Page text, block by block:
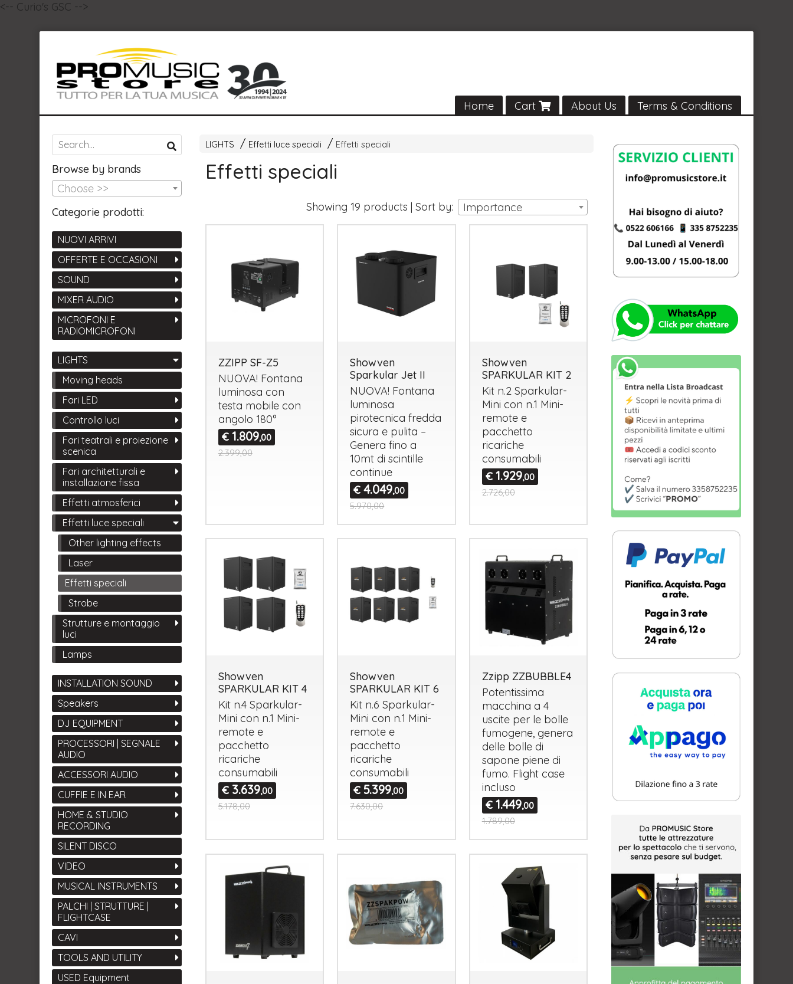
<-- Curio's GSC -->
Home Cart About Us Terms & Conditions
LIGHTS Effetti luce speciali Effetti speciali
Effetti speciali
Showing 19 products | Sort by: Importance
ZZIPP SF-Z5
NUOVA! Fontana
luminosa con
testa mobile con
angolo 180°
€ 1.809,00
2.399,00
Showven
Sparkular Jet II
NUOVA! Fontana
luminosa
pirotecnica fredda
sicura e pulita –
Genera fino a
10mt di scintille
continue
€ 4.049,00
5.970,00
Showven
SPARKULAR KIT 2
Kit n.2 Sparkular-
Mini con n.1 Mini-
remote e
pacchetto
ricariche
consumabili
€ 1.929,00
2.726,00
Showven
SPARKULAR KIT 4
Kit n.4 Sparkular-
Mini con n.1 Mini-
remote e
pacchetto
ricariche
consumabili
€ 3.639,00
5.178,00
Showven
SPARKULAR KIT 6
Kit n.6 Sparkular-
Mini con n.1 Mini-
remote e
pacchetto
ricariche
consumabili
€ 5.399,00
7.630,00
Zzipp ZZBUBBLE4
Potentissima
macchina a 4
uscite per le bolle
fumogene, genera
delle bolle di
sapone piene di
fumo. Flight case
incluso
€ 1.449,00
1.789,00
Browse by brands
Choose >>
Categorie prodotti:
NUOVI ARRIVI
OFFERTE E OCCASIONI
SOUND
MIXER AUDIO
MICROFONI E
RADIOMICROFONI
LIGHTS
Moving heads
Fari LED
Controllo luci
Fari teatrali e proiezione
scenica
Fari architetturali e
installazione fissa
Effetti atmosferici
Effetti luce speciali
Other lighting effects
Laser
Effetti speciali
Strobe
Strutture e montaggio
luci
Lamps
INSTALLATION SOUND
Speakers
DJ EQUIPMENT
PROCESSORI | SEGNALE
AUDIO
ACCESSORI AUDIO
CUFFIE E IN EAR
HOME & STUDIO
RECORDING
SILENT DISCO
VIDEO
MUSICAL INSTRUMENTS
PALCHI | STRUTTURE |
FLIGHTCASE
CAVI
TOOLS AND UTILITY
USED Equipment